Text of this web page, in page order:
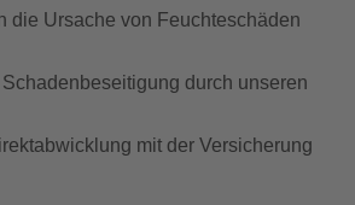
die Ursache von Feuchteschäden
durch unseren
mit der Versicherung